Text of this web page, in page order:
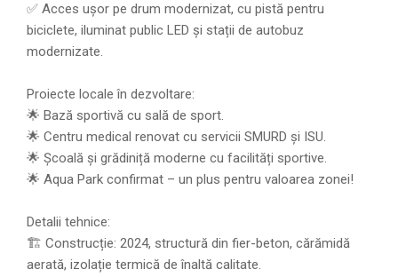
✅ Acces ușor pe drum modernizat, cu pistă pentru
biciclete, iluminat public LED și stații de autobuz
modernizate.
Proiecte locale în dezvoltare:
🌟 Bază sportivă cu sală de sport.
🌟 Centru medical renovat cu servicii SMURD și ISU.
🌟 Școală și grădiniță moderne cu facilități sportive.
🌟 Aqua Park confirmat – un plus pentru valoarea zonei!
Detalii tehnice:
🏗️ Construcție: 2024, structură din fier-beton, cărămidă
aerată, izolație termică de înaltă calitate.